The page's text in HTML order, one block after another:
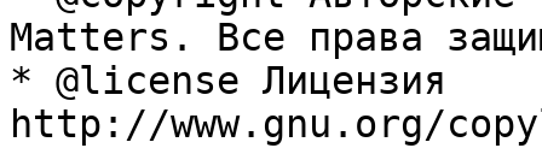
Matters. Все права
* @license Лицензия
http://www.gnu.org/